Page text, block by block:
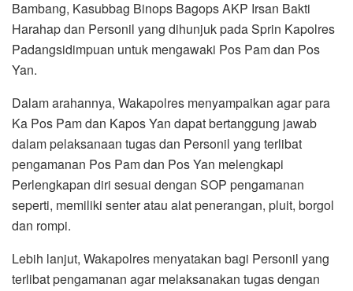
Bambang, Kasubbag Binops Bagops AKP Irsan Bakti
Harahap dan Personil yang dihunjuk pada Sprin Kapolres
Padangsidimpuan untuk mengawaki Pos Pam dan Pos
Yan.
Dalam arahannya, Wakapolres menyampaikan agar para
Ka Pos Pam dan Kapos Yan dapat bertanggung jawab
dalam pelaksanaan tugas dan Personil yang terlibat
pengamanan Pos Pam dan Pos Yan melengkapi
Perlengkapan diri sesuai dengan SOP pengamanan
seperti, memiliki senter atau alat penerangan, pluit, borgol
dan rompi.
Lebih lanjut, Wakapolres menyatakan bagi Personil yang
terlibat pengamanan agar melaksanakan tugas dengan